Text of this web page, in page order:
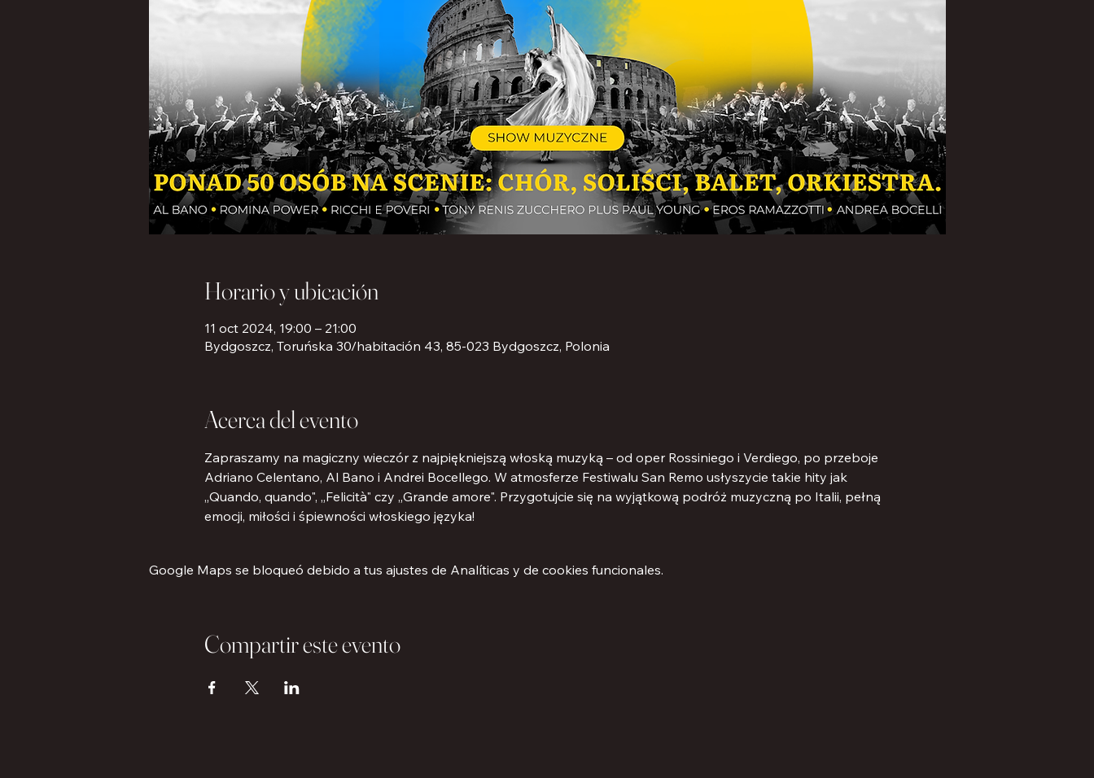
Horario y ubicación
11 oct 2024, 19:00 – 21:00
Bydgoszcz, Toruńska 30/habitación 43, 85-023 Bydgoszcz, Polonia
Acerca del evento
Zapraszamy na magiczny wieczór z najpiękniejszą włoską muzyką – od oper Rossiniego i Verdiego, po przeboje
Adriano Celentano, Al Bano i Andrei Bocellego. W atmosferze Festiwalu San Remo usłyszycie takie hity jak
„Quando, quando", „Felicità" czy „Grande amore". Przygotujcie się na wyjątkową podróż muzyczną po Italii, pełną
emocji, miłości i śpiewności włoskiego języka!
Google Maps se bloqueó debido a tus ajustes de Analíticas y de cookies funcionales.
Compartir este evento